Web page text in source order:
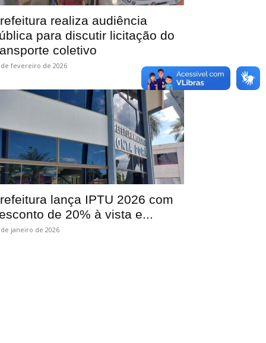
realiza audiência
para discutir licitação do
coletivo
de fevereiro de 2026
lança IPTU 2026 com
de 20% à vista e...
de janeiro de 2026